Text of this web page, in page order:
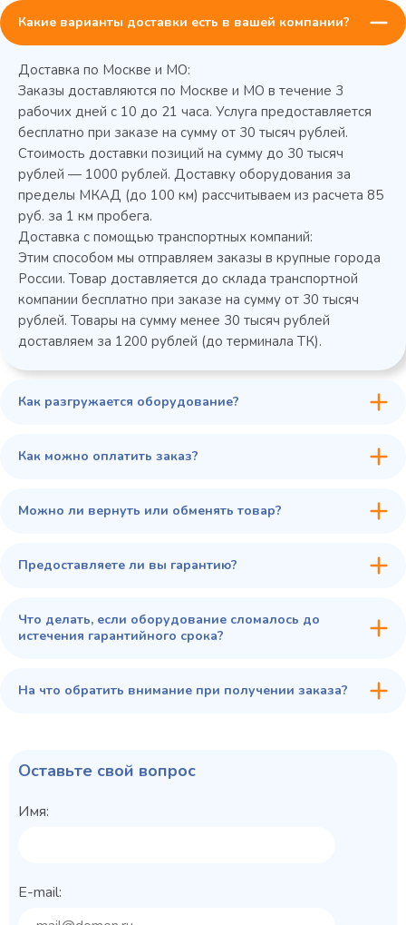
Колода разрубочная КР-5/5
45 900 ₽
Какие варианты доставки есть в вашей компании?
Доставка по Москве и МО:
Заказы доставляются по Москве и МО в течение 3
рабочих дней с 10 до 21 часа. Услуга предоставляется
бесплатно при заказе на сумму от 30 тысяч рублей.
Стоимость доставки позиций на сумму до 30 тысяч
рублей — 1000 рублей. Доставку оборудования за
пределы МКАД (до 100 км) рассчитываем из расчета 85
руб. за 1 км пробега.
Доставка с помощью транспортных компаний:
Этим способом мы отправляем заказы в крупные города
России. Товар доставляется до склада транспортной
компании бесплатно при заказе на сумму от 30 тысяч
рублей. Товары на сумму менее 30 тысяч рублей
доставляем за 1200 рублей (до терминала ТК).
Как разгружается оборудование?
Как можно оплатить заказ?
Можно ли вернуть или обменять товар?
Предоставляете ли вы гарантию?
Что делать, если оборудование сломалось до
истечения гарантийного срока?
На что обратить внимание при получении заказа?
Оставьте свой вопрос
Имя:
E-mail: